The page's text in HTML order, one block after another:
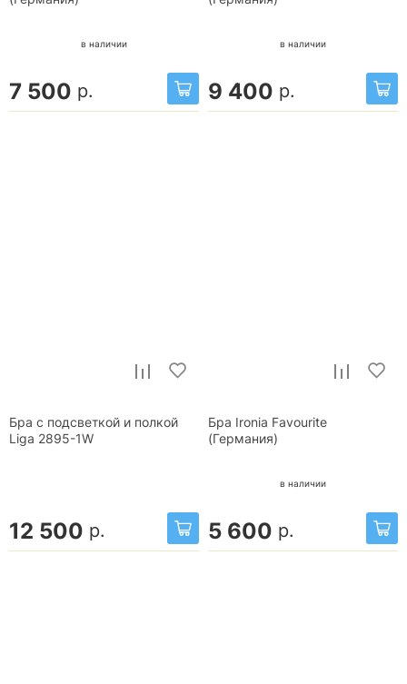
в наличии
7 500 р.
в наличии
9 400 р.
Бра с подсветкой и полкой
Liga 2895-1W
12 500 р.
Бра Ironia Favourite
(Германия)
в наличии
5 600 р.